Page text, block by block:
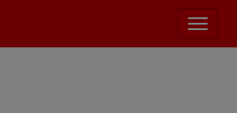
meniu